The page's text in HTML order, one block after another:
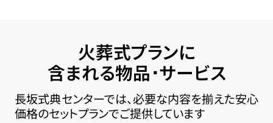
火葬式プランに
含まれる物品･サービス
長坂式典センターでは、必要な内容を揃えた安心
価格のセットプランでご提供しています